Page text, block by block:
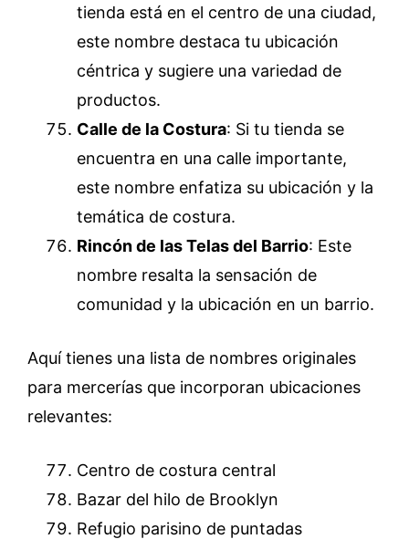
tienda está en el centro de una ciudad,
este nombre destaca tu ubicación
céntrica y sugiere una variedad de
productos.
Calle de la Costura: Si tu tienda se
encuentra en una calle importante,
este nombre enfatiza su ubicación y la
temática de costura.
Rincón de las Telas del Barrio: Este
nombre resalta la sensación de
comunidad y la ubicación en un barrio.
Aquí tienes una lista de nombres originales
para mercerías que incorporan ubicaciones
relevantes:
Centro de costura central
Bazar del hilo de Brooklyn
Refugio parisino de puntadas